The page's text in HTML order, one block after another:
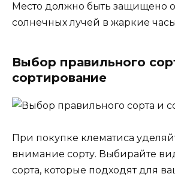
Место должно быть защищено
солнечных лучей в жаркие
Выбор правильного
сортирование
При покупке клематиса
внимание сорту. Выбирайте
сорта, которые подходят для